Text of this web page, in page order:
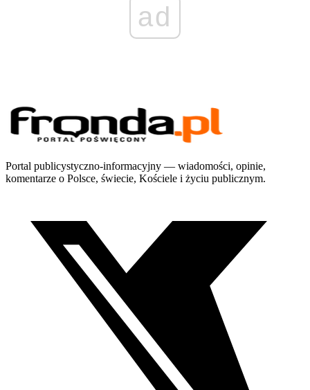
ad
Portal publicystyczno-informacyjny — wiadomości, opinie,
komentarze o Polsce, świecie, Kościele i życiu publicznym.